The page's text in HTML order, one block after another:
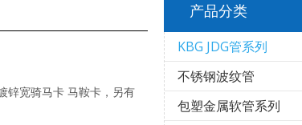
锌宽骑马卡 马鞍卡，另有
产品分类
KBG JDG管系列
不锈钢波纹管
包塑金属软管系列